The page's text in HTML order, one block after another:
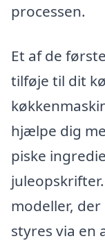
processen.
Et af de
tilføje til dit
hjælpe dig
piske
modeller,
styres via en